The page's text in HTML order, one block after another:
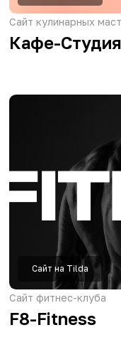
Интернет-магазин цветов
Lubiflowers